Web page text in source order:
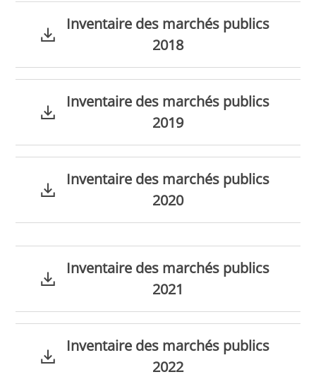
Inventaire des marchés publics
2018
Inventaire des marchés publics
2019
Inventaire des marchés publics
2020
Inventaire des marchés publics
2021
Inventaire des marchés publics
2022